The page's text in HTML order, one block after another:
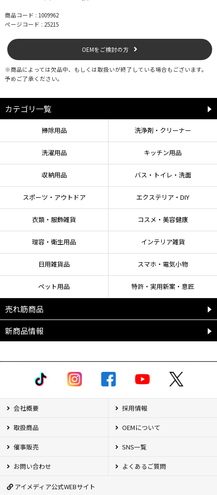
●強い摩擦を受けたり、水等で湿った状態で強い摩擦を受けたりすると他のも
のに色移りする恐れがあります。 万一、色移りした場合は早めに洗浄してくだ
●本品を強く引っ張ったり、穴を開けたりしないよう注意してください。 破損
の原因となります。
●廃棄の際は、自治体のルールに従ってください。
●用途以外には使用しないでください。
【保管上の注意】
●火気付近では保管しないでください。
●お子様の手の届かない場所に保管してください。
【お手入れ方法】
汚れた場合や水等で湿った場合は、きれいな布等で拭き取り陰干ししてくださ
商品コード : 1009962
ページコード : 25215
OEMをご検討の方
※商品によっては欠品中、もしくは取扱いが終了している場合もございます。
予めご了承ください。
カテゴリ一覧
掃除用品 洗浄剤・クリーナー
洗濯用品 キッチン用品
収納用品 バス・トイレ・洗面
スポーツ・アウトドア エクステリア・DIY
衣類・服飾雑貨 コスメ・美容健康
理容・衛生用品 インテリア雑貨
日用雑貨品 スマホ・電気小物
ペット用品 特許・実用新案・意匠
売れ筋商品
新商品情報
会社概要 採用情報
取扱商品 OEMについて
催事販売 SNS一覧
お問い合わせ よくあるご質問
アイメディア公式WEBサイト